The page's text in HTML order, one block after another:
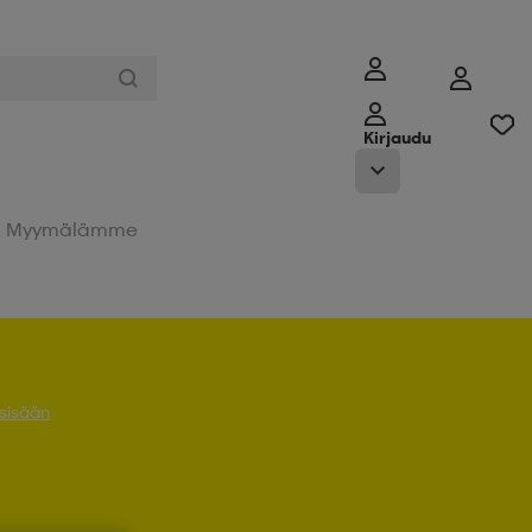
Kirjaudu
Myymälämme